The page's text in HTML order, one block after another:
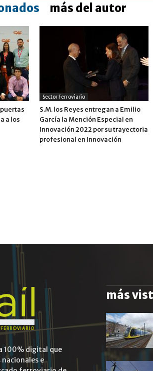
más del autor
a los
Sector Ferroviario
S.M. los Reyes entregan a Emilio
García la Mención Especial en
Innovación 2022 por su trayectoria
profesional en Innovación
100% digital que
e
más